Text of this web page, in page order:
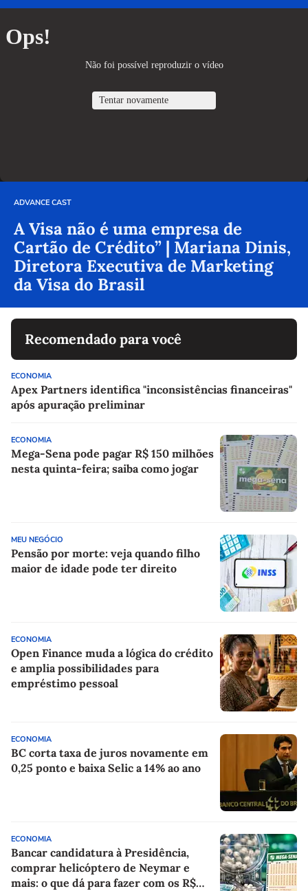
ADVANCE CAST
A Visa não é uma empresa de
Cartão de Crédito” | Mariana Dinis,
Diretora Executiva de Marketing
da Visa do Brasil
Recomendado para você
ECONOMIA
Apex Partners identifica "inconsistências financeiras"
após apuração preliminar
ECONOMIA
Mega-Sena pode pagar R$ 150 milhões
nesta quinta-feira; saiba como jogar
MEU NEGÓCIO
Pensão por morte: veja quando filho
maior de idade pode ter direito
ECONOMIA
Open Finance muda a lógica do crédito
e amplia possibilidades para
empréstimo pessoal
ECONOMIA
BC corta taxa de juros novamente em
0,25 ponto e baixa Selic a 14% ao ano
ECONOMIA
Bancar candidatura à Presidência,
comprar helicóptero de Neymar e
mais: o que dá para fazer com os R$